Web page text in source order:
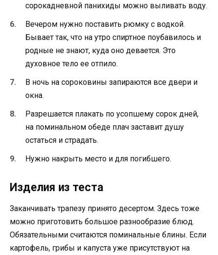
сорокадневной панихиды можно выливать воду.
Вечером нужно поставить рюмку с водкой.
Бывает так, что на утро спиртное поубавилось и
родные не знают, куда оно девается. Это
духовное тело ее отпило.
В ночь на сороковины запираются все двери и
окна.
Разрешается плакать по усопшему сорок дней,
на поминальном обеде плач заставит душу
остаться и страдать.
Нужно накрыть место и для погибшего.
Изделия из теста
Заканчивать трапезу принято десертом. Здесь тоже
можно приготовить большое разнообразие блюд.
Обязательными считаются поминальные блины. Если
картофель, грибы и капуста уже присутствуют на